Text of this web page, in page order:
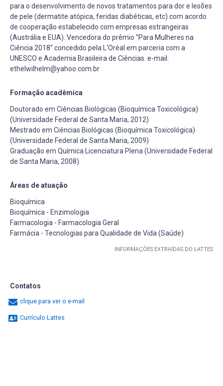
para o desenvolvimento de novos tratamentos para dor e lesões
de pele (dermatite atópica, feridas diabéticas, etc) com acordo
de cooperação estabelecido com empresas estrangeiras
(Austrália e EUA). Vencedora do prêmio ''Para Mulheres na
Ciência 2018'' concedido pela L'Oréal em parceria com a
UNESCO e Academia Brasileira de Ciências. e-mail:
ethelwilhelm@yahoo.com.br
Formação acadêmica
Doutorado em Ciências Biológicas (Bioquímica Toxicológica)
(Universidade Federal de Santa Maria, 2012)
Mestrado em Ciências Biológicas (Bioquímica Toxicológica)
(Universidade Federal de Santa Maria, 2009)
Graduação em Química Licenciatura Plena (Universidade Federal
de Santa Maria, 2008)
Áreas de atuação
Bioquímica
Bioquímica - Enzimologia
Farmacologia - Farmacologia Geral
Farmácia - Tecnologias para Qualidade de Vida (Saúde)
INFORMAÇÕES EXTRAÍDAS DO LATTES
Contatos
clique para ver o e-mail
Currículo Lattes